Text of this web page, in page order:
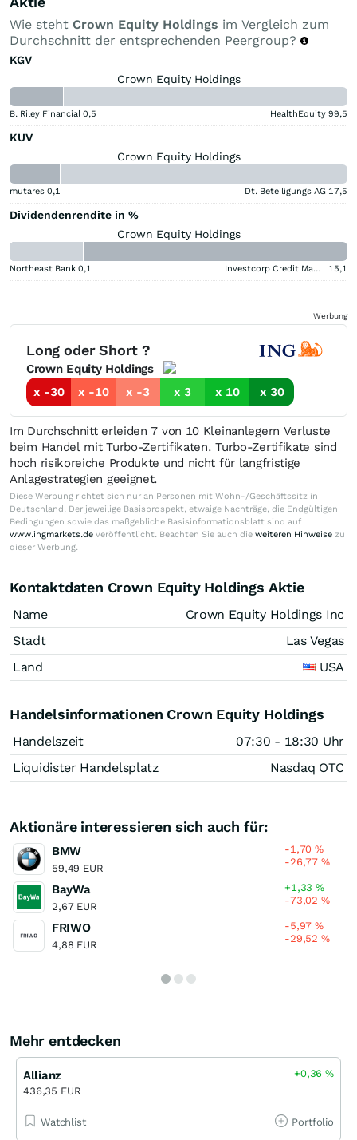
Wie steht Crown Equity Holdings im Vergleich zum
Durchschnitt der entsprechenden Peergroup?
KGV
Crown Equity Holdings
B. Riley Financial 0,5 HealthEquity 99,5
KUV
Crown Equity Holdings
mutares 0,1 Dt. Beteiligungs AG 17,5
Dividendenrendite in %
Crown Equity Holdings
Northeast Bank 0,1 Investcorp Credit Management BDC 15,1
Werbung
Long oder Short ?
Crown Equity Holdings
x -30
x -10 x -3 x 3 x 10 x 30
Im Durchschnitt erleiden 7 von 10 Kleinanlegern Verluste
beim Handel mit Turbo-Zertifikaten. Turbo-Zertifikate sind
hoch risikoreiche Produkte und nicht für langfristige
Anlagestrategien geeignet.
Diese Werbung richtet sich nur an Personen mit Wohn-/Geschäftssitz in
Deutschland. Der jeweilige Basisprospekt, etwaige Nachträge, die Endgültigen
Bedingungen sowie das maßgebliche Basisinformationsblatt sind auf
www.ingmarkets.de veröffentlicht. Beachten Sie auch die weiteren Hinweise zu
dieser Werbung.
Kontaktdaten Crown Equity Holdings Aktie
Name
Crown Equity Holdings Inc
Stadt
Las Vegas
Land
USA
Handelsinformationen Crown Equity Holdings
Handelszeit
07:30 - 18:30 Uhr
Liquidister Handelsplatz
Nasdaq OTC
Aktionäre interessieren sich auch für:
BMW
59,49 EUR
-1,70%
-26,77%
BayWa
2,67 EUR
+1,33%
-73,02%
FRIWO
4,88 EUR
-5,97%
-29,52%
Mehr entdecken
Allianz
436,35 EUR
+0,36%
Watchlist Portfolio